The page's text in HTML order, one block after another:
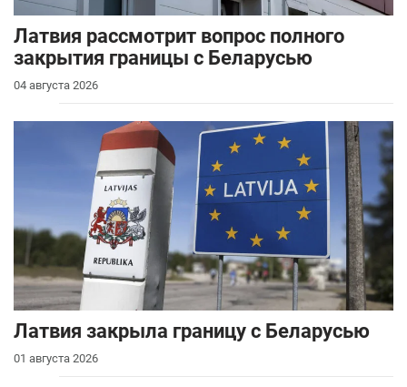
Латвия рассмотрит вопрос полного
закрытия границы с Беларусью
04 августа 2026
Латвия закрыла границу с Беларусью
01 августа 2026